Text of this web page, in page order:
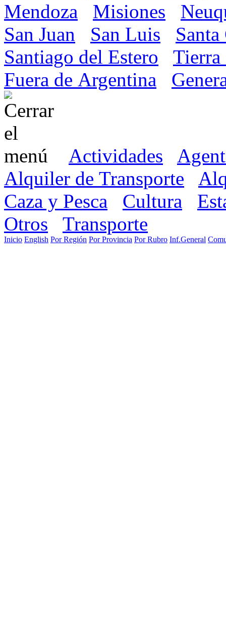
Mendoza
Misiones
San Juan
San Luis
Santiago del Estero
Tierra
Fuera de Argentina
Actividades
Alquiler de Transporte
Caza y Pesca
Cultura
Otros
Transporte
Inicio English Por Región Por Provincia Por Rubro Inf.General